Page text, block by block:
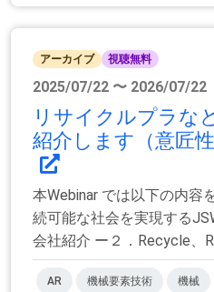
アーカイブ 視聴無料
2025/07/22 〜 2026/07/22
リサイクルプラな
紹介します（意匠
本Webinar では以下の内
続可能な社会を実現する
会社紹介 ー２．Recycle、
AR 機械要素技術 機械